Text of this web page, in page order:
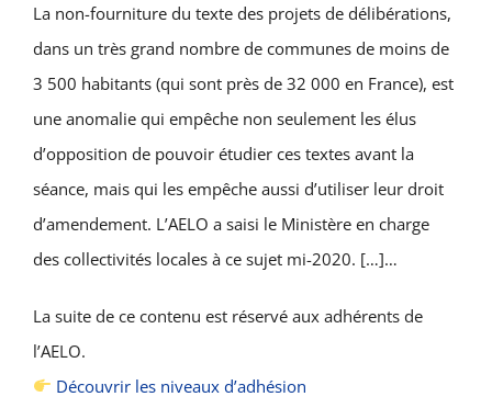
La non-fourniture du texte des projets de délibérations,
dans un très grand nombre de communes de moins de
3 500 habitants (qui sont près de 32 000 en France), est
une anomalie qui empêche non seulement les élus
d’opposition de pouvoir étudier ces textes avant la
séance, mais qui les empêche aussi d’utiliser leur droit
d’amendement. L’AELO a saisi le Ministère en charge
des collectivités locales à ce sujet mi-2020. […]…
La suite de ce contenu est réservé aux adhérents de
l’AELO.
Découvrir les niveaux d’adhésion